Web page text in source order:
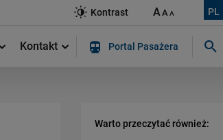
PL
Kontrast AAA
Kontakt Portal Pasażera
Warto przeczytać również: